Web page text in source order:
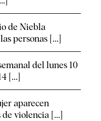
de Niebla
personas [...]
del lunes 10
[...]
aparecen
violencia [...]